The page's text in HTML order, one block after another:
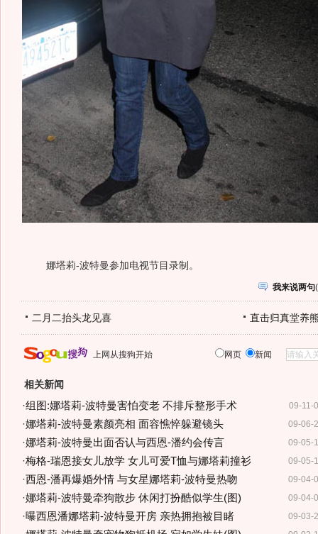
娜塔莉-波特曼参加电视节目录制。
我来说两句(
二月二抬头龙见喜 直击归真堂养
上网从搜狗开始 网页 新闻
相关新闻
09-11-
·组图:娜塔莉-波特曼害怕变老 不排斥整形手术
09-06-
·娜塔莉-波特曼素颜亮相 面容憔悴躲避镜头
09-05-
·娜塔莉-波特曼出面否认与西恩-潘约会传言
09-05-
·梅格-瑞恩接女儿放学 女儿可爱T恤与娜塔莉撞衫
09-04-
·西恩-潘再爆婚外情 与女星娜塔莉-波特曼热吻
09-04-
·娜塔莉-波特曼牵狗散步 休闲打扮酷似学生(图)
09-03-
·曝西恩潘娜塔莉-波特曼开房 亲热拥抱被目睹